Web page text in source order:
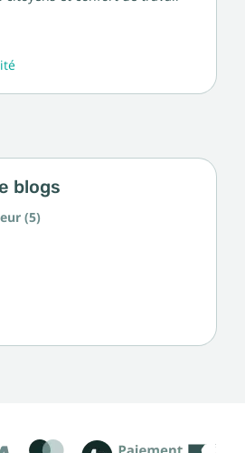
blogs
(5)